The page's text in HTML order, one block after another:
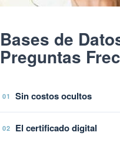
Bases de
Preguntas
01 Sin costos ocultos
02 El certificado digital